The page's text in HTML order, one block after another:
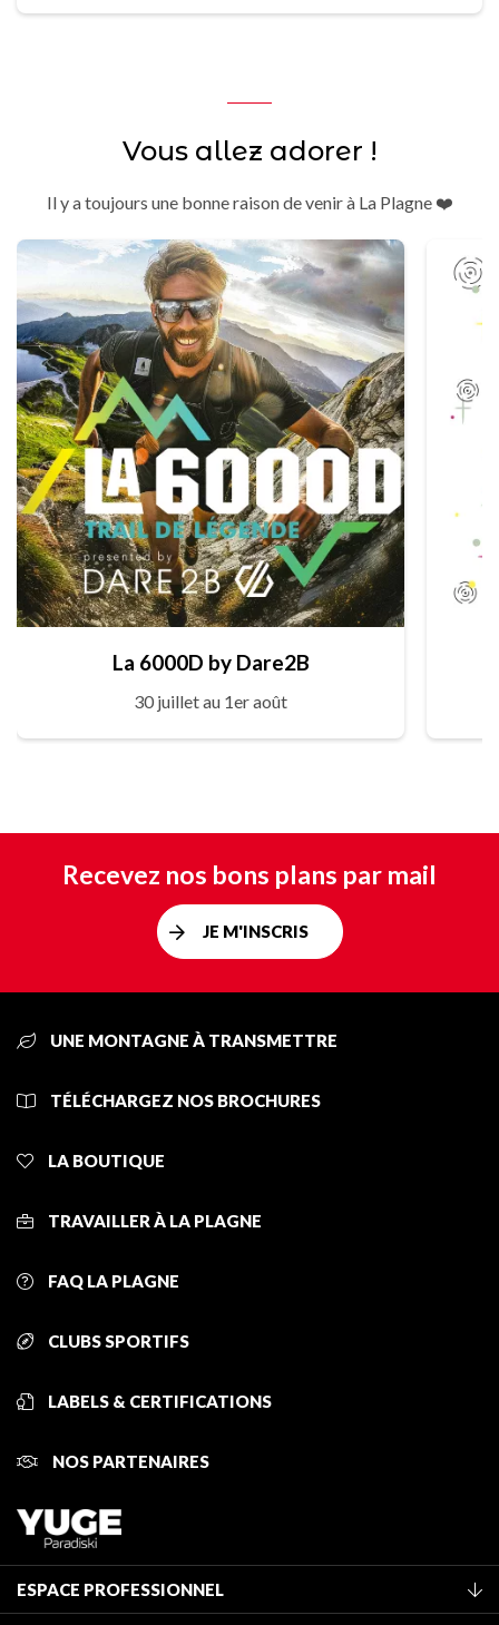
Vous allez adorer !
Il y a toujours une bonne raison de venir à La Plagne ❤️
La 6000D by Dare2B
30 juillet au 1er août
Recevez nos bons plans par mail
JE M'INSCRIS
UNE MONTAGNE À TRANSMETTRE
TÉLÉCHARGEZ NOS BROCHURES
LA BOUTIQUE
TRAVAILLER À LA PLAGNE
FAQ LA PLAGNE
CLUBS SPORTIFS
LABELS & CERTIFICATIONS
NOS PARTENAIRES
ESPACE PROFESSIONNEL